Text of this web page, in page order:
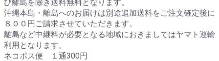
び離島を除き送料無料となります。
沖縄本島・離島へのお届けは別途追加送料をご注文確定後に
８００円ご請求させていただきます。
離島など中継料が必要となる地域におきましてはヤマト運輸
利用となります。
ネコポス便 １通300円